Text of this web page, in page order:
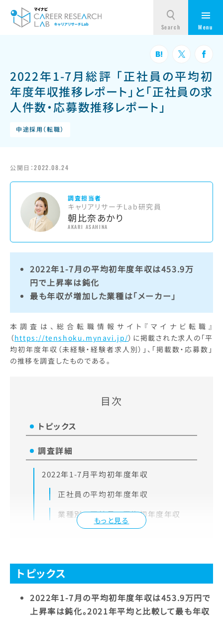
2022年1-7月総評 「正社員の平均初
年度年収推移レポート」と「正社員の求
人件数・応募数推移レポート」
中途採用（転職）
公開日：2022.08.24
調査担当者
キャリアリサーチLab研究員
朝比奈あかり
AKARI ASAHINA
2022年1-7月の平均初年度年収は453.9万
円で上昇率は鈍化
最も年収が増加した業種は「メーカー」
本調査は、総合転職情報サイト『マイナビ転職』
（https://tenshoku.mynavi.jp/）に掲載された求人の「平
均初年度年収（未経験・経験者求人別）」、「掲載数・応募数」
の推移を調査したものである。
目次
もっと見る
トピックス
調査詳細
2022年1-7月平均初年度年収
正社員の平均初年度年収
業種別の正社員の平均初年度年収
トピックス
2022年1-7月の平均初年度年収は453.9万円で
上昇率は鈍化。2021年平均と比較して最も年収